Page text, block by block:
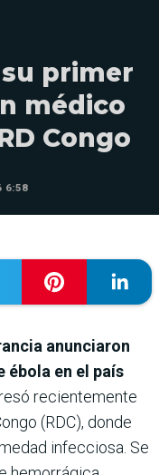
primer
médico
Congo
6:58
anunciaron
ébola en el país
recientemente
(RDC), donde
infecciosa. Se